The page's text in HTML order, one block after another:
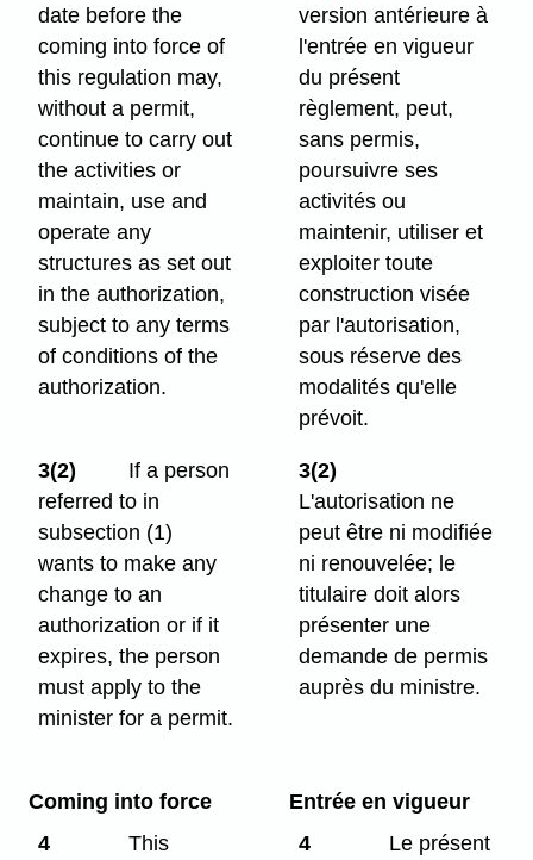
date before the
coming into force of
this regulation may,
without a permit,
continue to carry out
the activities or
maintain, use and
operate any
structures as set out
in the authorization,
subject to any terms
of conditions of the
authorization.
version antérieure à
l'entrée en vigueur
du présent
règlement, peut,
sans permis,
poursuivre ses
activités ou
maintenir, utiliser et
exploiter toute
construction visée
par l'autorisation,
sous réserve des
modalités qu'elle
prévoit.
3(2)
If a person
referred to in
subsection (1)
wants to make any
change to an
authorization or if it
expires, the person
must apply to the
minister for a permit.
3(2)
L'autorisation ne
peut être ni modifiée
ni renouvelée; le
titulaire doit alors
présenter une
demande de permis
auprès du ministre.
Coming into force
4
This
Entrée en vigueur
4
Le présent